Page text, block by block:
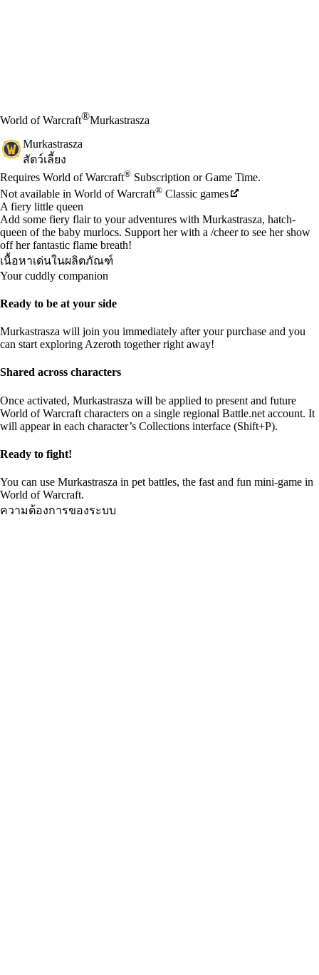
World of Warcraft®Murkastrasza
Murkastrasza
สัตว์เลี้ยง
ราคา
Available actions
Requires World of Warcraft® Subscription or Game Time.
Not available in World of Warcraft® Classic games
A fiery little queen
Add some fiery flair to your adventures with Murkastrasza, hatch-
queen of the baby murlocs. Support her with a /cheer to see her show
off her fantastic flame breath!
เนื้อหาเด่นในผลิตภัณฑ์
Your cuddly companion
Ready to be at your side
Murkastrasza will join you immediately after your purchase and you
can start exploring Azeroth together right away!
Shared across characters
Once activated, Murkastrasza will be applied to present and future
World of Warcraft characters on a single regional Battle.net account. It
will appear in each character’s Collections interface (Shift+P).
Ready to fight!
You can use Murkastrasza in pet battles, the fast and fun mini-game in
World of Warcraft.
ความต้องการของระบบ